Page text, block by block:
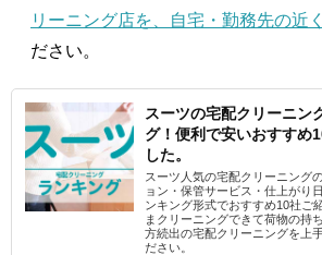
リーニング店を、自宅・勤務先の近
ださい。
スーツの宅配クリーニン
グ！便利で安いおすすめ
した。
スーツ人気の宅配クリーニング
ョン・保管サービス・仕上がり
ンキング形式でおすすめ10社ご
まクリーニングできて荷物の持
方続出の宅配クリーニングを上
ださい。